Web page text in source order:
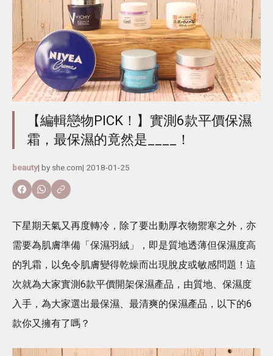
【編輯戀物PICK！】實測6款平價保濕
霜，最保濕的竟然是____！
beauty| by she.com| 2018-01-25
下星期天氣又再度轉冷，除了要出動厚衣物禦寒之外，亦
需要為肌膚準備「保濕羽絨」，即是質地透薄但保濕度高
的乳霜，以免令肌膚變得乾燥而出現脫皮或敏感問題！這
次就為大家實測6款平價開架保濕產品，由質地、保濕度
入手，為大家選出最保濕、最清爽的保濕產品，以下的6
款你又擁有了嗎？